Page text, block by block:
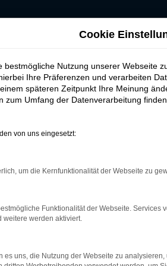
AUTOHAUS
Error
können:
deine Internetverbindung.
Beispiel deine Suchmaschine?
Cookie
bestmögliche Nutzung unserer Webseite
Ihre Präferenzen und verarbeiten
späteren Zeitpunkt Ihre Meinung
zum Umfang der Datenverarbeitung
von uns eingesetzt:
um die Kernfunktionalität der Webseite zu
Funktionalität der Webseite. Services
weitere werden aktiviert.
es uns, die Nutzung der Webseite zu